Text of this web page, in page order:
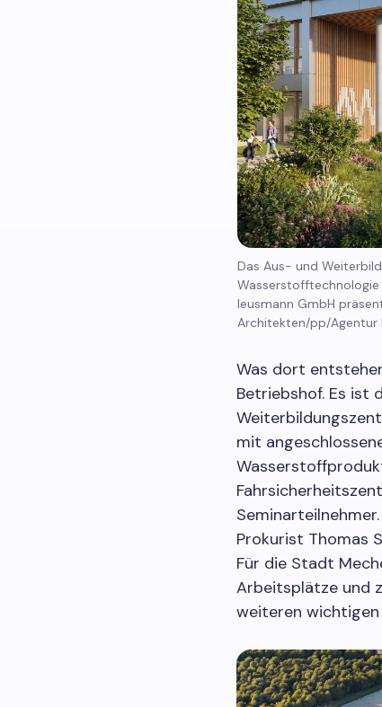
Das Aus- und
Wasserstofftechnologie
leusmann GmbH
Architekten/pp/Agentur
Was dort
Betriebshof. Es ist
mit
Prokurist Thomas
Für die Stadt
Arbeitsplätze und
weiteren